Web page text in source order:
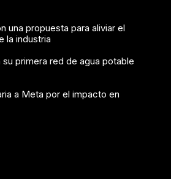
una propuesta para aliviar el
la industria
primera red de agua potable
a Meta por el impacto en